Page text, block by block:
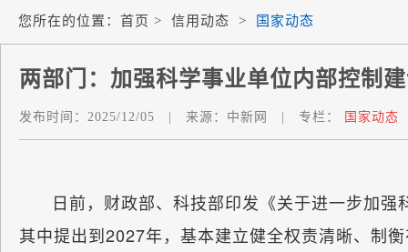
您所在的位置： 首页 > 信用动态 > 国家动态
两部门：加强科学事业单位内部控制
发布时间： 2025/12/05 来源： 中新网 专栏： 国家动态
日前，财政部、科技部印发《关于进一步加
其中提出到2027年，基本建立健全权责清晰、制